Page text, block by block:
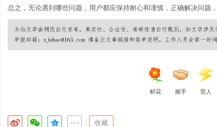
总之，无论遇到哪些问题，用户都应保持耐心和谨慎，正确解决问题
鲜花 握手 雷人
收藏